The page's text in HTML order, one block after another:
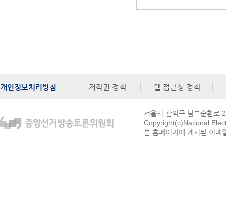
개인정보처리방침 저작권 정책 웹 접근성 정책
서울시 관악구 남부순환로
Copyright(c)National
본 홈페이지에 게시된 이메